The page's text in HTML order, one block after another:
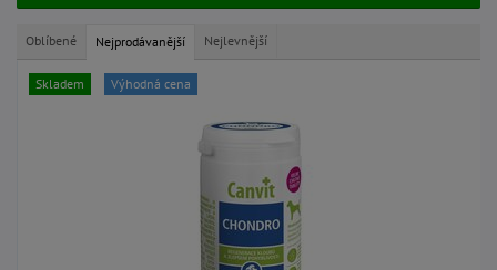
Oblíbené Nejprodávanější Nejlevnější
Skladem Výhodná cena